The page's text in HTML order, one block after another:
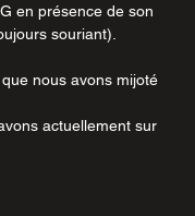
en présence de son
souriant).
que nous avons mijoté
avons actuellement sur